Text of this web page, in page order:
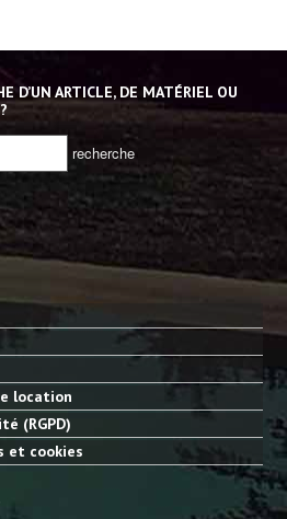
D’UN ARTICLE, DE MATÉRIEL OU
location
(RGPD)
et cookies